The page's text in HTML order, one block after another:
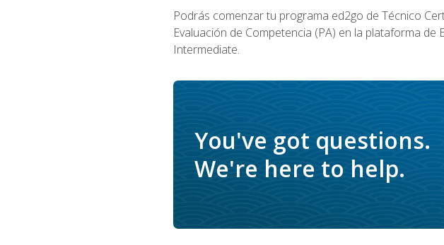
Podrás comenzar tu programa ed2go de Técnico
Evaluación de Competencia (PA) en la plataforma de
Intermediate.
You've got questions.
We're here to help.